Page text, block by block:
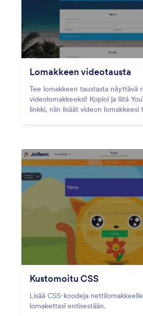
Lomakkeen videotausta
Tee lomakkeen taustasta näyttävä
videolomakkeeksi! Kopioi ja liitä
linkki, niin lisäät videon lomakkeesi
Kustomoitu CSS
Lisää CSS-koodeja
lomakettasi entisestään.